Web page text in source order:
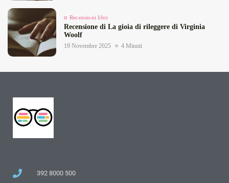
Recensioni libri
Recensione di La gioia di rileggere di Virginia
Woolf
19 Novembre 2025 4 Minuti
392 8000 500